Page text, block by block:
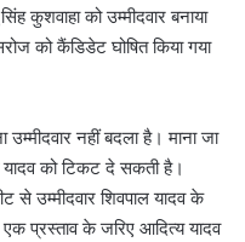
कुशवाहा को उम्मीदवार बनाया
को कैंडिडेट घोषित किया गया
उम्मीदवार नहीं बदला है। माना जा
यादव को टिकट दे सकती है।
से उम्मीदवार शिवपाल यादव के
प्रस्ताव के जरिए आदित्य यादव